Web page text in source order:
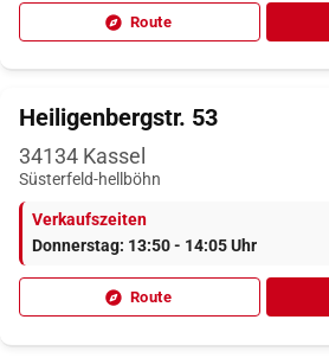
Route
Heiligenbergstr. 53
34134 Kassel
Süsterfeld-hellböhn
Verkaufszeiten
Donnerstag: 13:50 - 14:05 Uhr
Route